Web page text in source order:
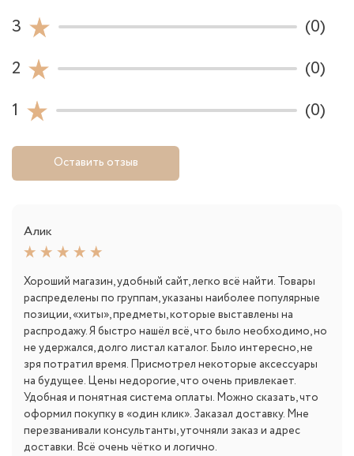
3
(0)
2
(0)
1
(0)
Оставить отзыв
Алик
Хороший магазин, удобный сайт, легко всё найти. Товары
распределены по группам, указаны наиболее популярные
позиции, «хиты», предметы, которые выставлены на
распродажу. Я быстро нашёл всё, что было необходимо, но
не удержался, долго листал каталог. Было интересно, не
зря потратил время. Присмотрел некоторые аксессуары
на будущее. Цены недорогие, что очень привлекает.
Удобная и понятная система оплаты. Можно сказать, что
оформил покупку в «один клик». Заказал доставку. Мне
перезванивали консультанты, уточняли заказ и адрес
доставки. Всё очень чётко и логично.